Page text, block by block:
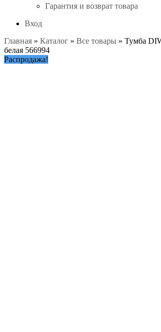
Гарантия и возврат товара
Вход
Главная » Каталог » Все товары » Тумба
белая 566994
Распродажа!